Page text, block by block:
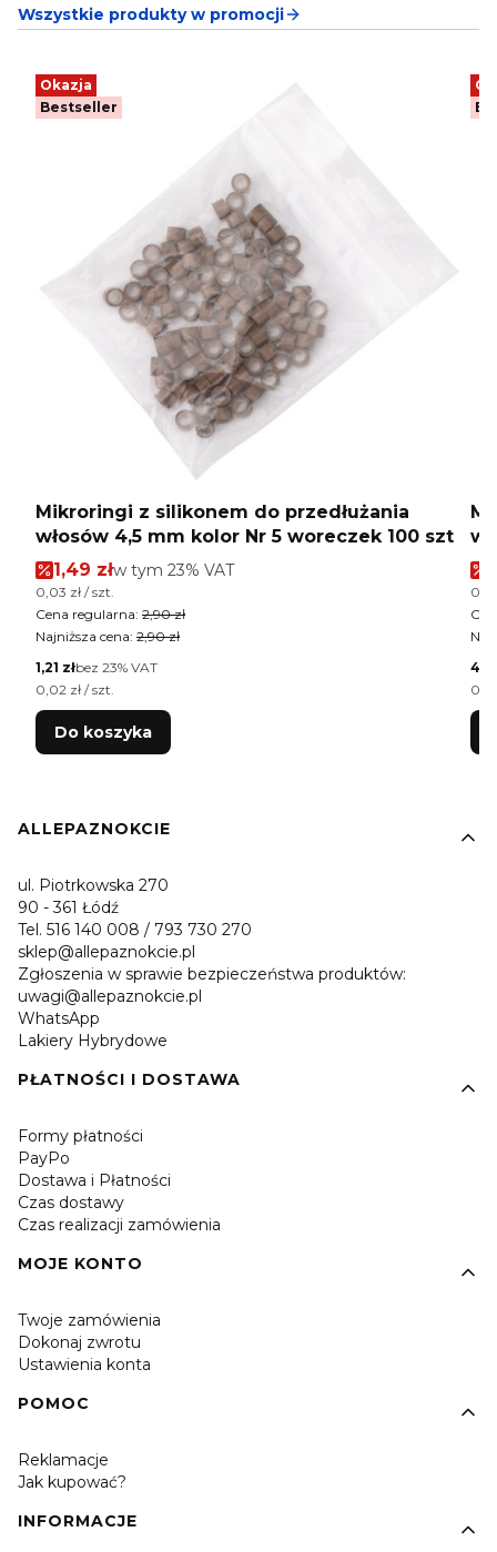
Wszystkie produkty w promocji
Okazja
Bestseller
Mikroringi z silikonem do przedłużania
włosów 4,5 mm kolor Nr 5 woreczek 100 szt
Cena promocyjna brutto
1,49 złw tym %s VAT
w tym 23% VAT
Cena jednostkowa brutto
0,03 zł / szt.
Cena regularna: 2,90 zł
Najniższa cena: 2,90 zł
Cena netto
1,21 złbez 23% VAT
Cena jednostkowa netto
0,02 zł / szt.
Do koszyka
Linki w stopce
ALLEPAZNOKCIE
ul. Piotrkowska 270
90 - 361 Łódź
Tel. 516 140 008 / 793 730 270
sklep@allepaznokcie.pl
Zgłoszenia w sprawie bezpieczeństwa produktów:
uwagi@allepaznokcie.pl
WhatsApp
Lakiery Hybrydowe
PŁATNOŚCI I DOSTAWA
Formy płatności
PayPo
Dostawa i Płatności
Czas dostawy
Czas realizacji zamówienia
MOJE KONTO
Twoje zamówienia
Dokonaj zwrotu
Ustawienia konta
POMOC
Reklamacje
Jak kupować?
INFORMACJE